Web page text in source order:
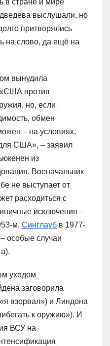
в стране и мире
выслушали, но
притворялись
на слово, да ещё на
вынудила
«США против
но, если
обмен
– на условиях,
США», – заявил
из
Военачальник
не выступает от
расходиться с
исключения –
м, Синглауб в 1977-
особые случаи
уходом
заговорила
взорвал») и Линдона
к оружию»). И
ВСУ на